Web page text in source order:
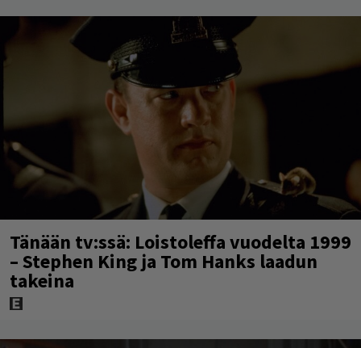
Tänään tv:ssä: Loistoleffa vuodelta 1999
– Stephen King ja Tom Hanks laadun
takeina